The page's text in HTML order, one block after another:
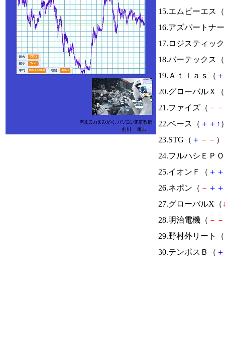
15.エムビーエス（
16.アズパートナ
17.ロジスティッ
18.バーテックス（
19.Ａｔｌａｓ（ ＋
20.グローバルＸ（
21.ファイズ（ － －
22.ベース（ ＋ ＋ ↑
23.STG（ ＋ － －
24.フルハシＥＰ
25.イオンＦ（ ＋ ＋
26.ネポン（ － ＋ ＋
27.グローバルX（
28.明治電機（ － －
29.野村外リート（
30.テンポスＢ（ ＋